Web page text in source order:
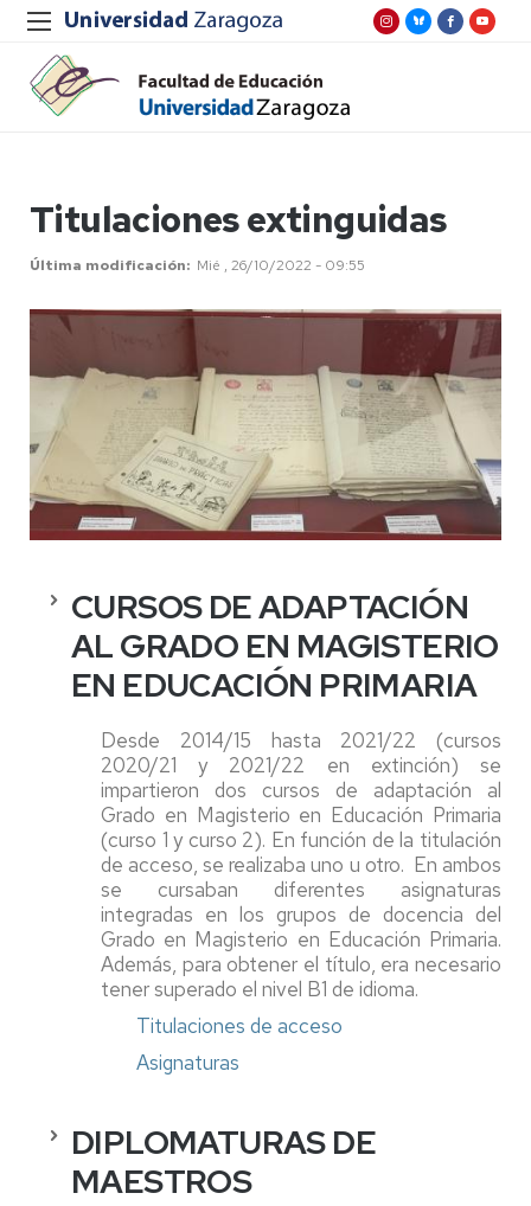
Titulaciones extinguidas
Última modificación Mié , 26/10/2022 - 09:55
CURSOS DE ADAPTACIÓN
AL GRADO EN MAGISTERIO
EN EDUCACIÓN PRIMARIA
Desde 2014/15 hasta 2021/22 (cursos
2020/21 y 2021/22 en extinción) se
impartieron dos cursos de adaptación al
Grado en Magisterio en Educación Primaria
(curso 1 y curso 2). En función de la titulación
de acceso, se realizaba uno u otro. En ambos
se cursaban diferentes asignaturas
integradas en los grupos de docencia del
Grado en Magisterio en Educación Primaria.
Además, para obtener el título, era necesario
tener superado el nivel B1 de idioma.
Titulaciones de acceso
Asignaturas
DIPLOMATURAS DE
MAESTROS